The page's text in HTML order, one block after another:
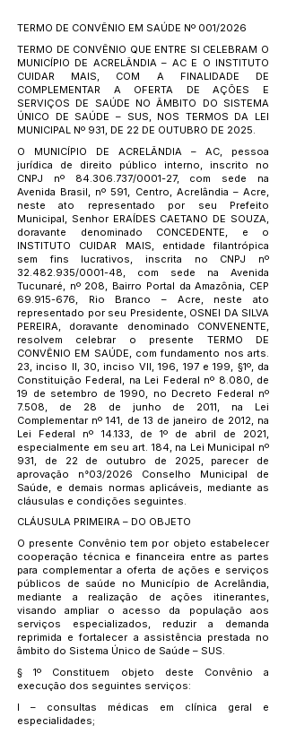
TERMO DE CONVÊNIO EM SAÚDE Nº 001/2026
TERMO DE CONVÊNIO QUE ENTRE SI CELEBRAM O
MUNICÍPIO DE ACRELÂNDIA – AC E O INSTITUTO
CUIDAR MAIS, COM A FINALIDADE DE
COMPLEMENTAR A OFERTA DE AÇÕES E
SERVIÇOS DE SAÚDE NO ÂMBITO DO SISTEMA
ÚNICO DE SAÚDE – SUS, NOS TERMOS DA LEI
MUNICIPAL Nº 931, DE 22 DE OUTUBRO DE 2025.
O MUNICÍPIO DE ACRELÂNDIA – AC, pessoa
jurídica de direito público interno, inscrito no
CNPJ nº 84.306.737/0001-27, com sede na
Avenida Brasil, nº 591, Centro, Acrelândia – Acre,
neste ato representado por seu Prefeito
Municipal, Senhor ERAÍDES CAETANO DE SOUZA,
doravante denominado CONCEDENTE, e o
INSTITUTO CUIDAR MAIS, entidade filantrópica
sem fins lucrativos, inscrita no CNPJ nº
32.482.935/0001-48, com sede na Avenida
Tucunaré, nº 208, Bairro Portal da Amazônia, CEP
69.915-676 , Rio Branco – Acre, neste ato
representado por seu Presidente, OSNEI DA SILVA
PEREIRA, doravante denominado CONVENENTE,
resolvem celebrar o presente TERMO DE
CONVÊNIO EM SAÚDE, com fundamento nos arts.
23, inciso II, 30, inciso VII, 196, 197 e 199, §1º, da
Constituição Federal, na Lei Federal nº 8.080, de
19 de setembro de 1990, no Decreto Federal nº
7.508, de 28 de junho de 2011, na Lei
Complementar nº 141, de 13 de janeiro de 2012, na
Lei Federal nº 14.133, de 1º de abril de 2021,
especialmente em seu art. 184, na Lei Municipal nº
931, de 22 de outubro de 2025, parecer de
aprovação n°03/2026 Conselho Municipal de
Saúde, e demais normas aplicáveis, mediante as
cláusulas e condições seguintes.
CLÁUSULA PRIMEIRA – DO OBJETO
O presente Convênio tem por objeto estabelecer
cooperação técnica e financeira entre as partes
para complementar a oferta de ações e serviços
públicos de saúde no Município de Acrelândia,
mediante a realização de ações itinerantes,
visando ampliar o acesso da população aos
serviços especializados, reduzir a demanda
reprimida e fortalecer a assistência prestada no
âmbito do Sistema Único de Saúde – SUS.
§ 1º Constituem objeto deste Convênio a
execução dos seguintes serviços:
I – consultas médicas em clínica geral e
especialidades;